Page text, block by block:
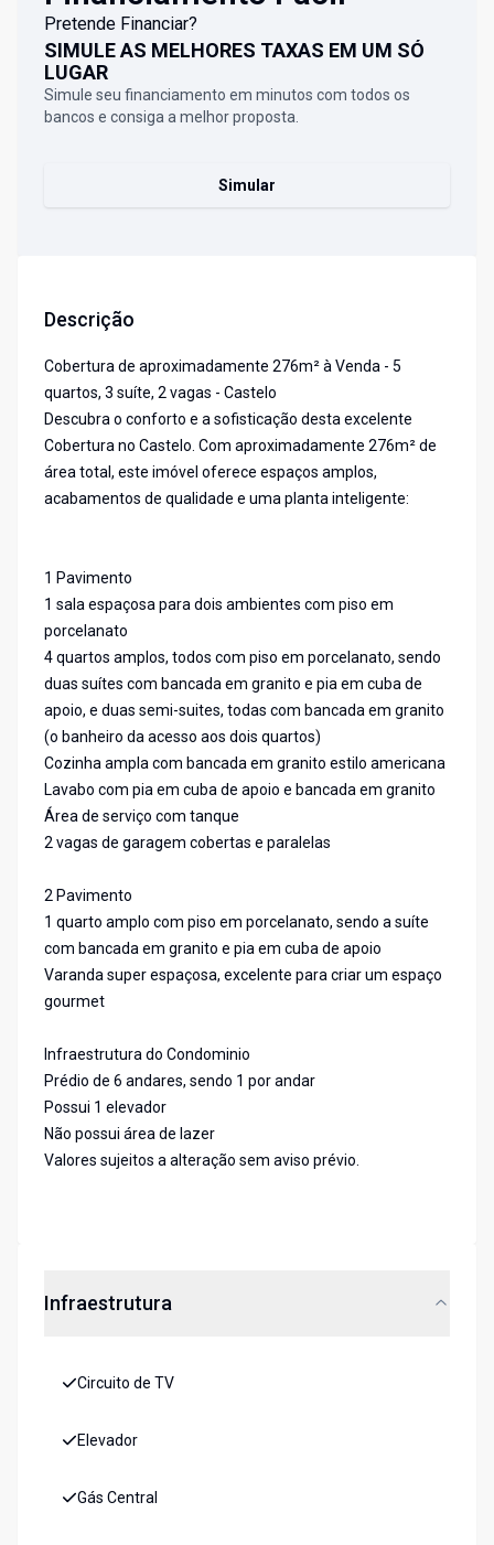
Pretende Financiar?
SIMULE AS MELHORES TAXAS EM UM SÓ
LUGAR
Simule seu financiamento em minutos com todos os
bancos e consiga a melhor proposta.
Simular
Descrição
Cobertura de aproximadamente 276m² à Venda - 5
quartos, 3 suíte, 2 vagas - Castelo
Descubra o conforto e a sofisticação desta excelente
Cobertura no Castelo. Com aproximadamente 276m² de
área total, este imóvel oferece espaços amplos,
acabamentos de qualidade e uma planta inteligente:
1 Pavimento
1 sala espaçosa para dois ambientes com piso em
porcelanato
4 quartos amplos, todos com piso em porcelanato, sendo
duas suítes com bancada em granito e pia em cuba de
apoio, e duas semi-suites, todas com bancada em granito
(o banheiro da acesso aos dois quartos)
Cozinha ampla com bancada em granito estilo americana
Lavabo com pia em cuba de apoio e bancada em granito
Área de serviço com tanque
2 vagas de garagem cobertas e paralelas
2 Pavimento
1 quarto amplo com piso em porcelanato, sendo a suíte
com bancada em granito e pia em cuba de apoio
Varanda super espaçosa, excelente para criar um espaço
gourmet
Infraestrutura do Condominio
Prédio de 6 andares, sendo 1 por andar
Possui 1 elevador
Não possui área de lazer
Valores sujeitos a alteração sem aviso prévio.
Infraestrutura
Circuito de TV
Elevador
Gás Central